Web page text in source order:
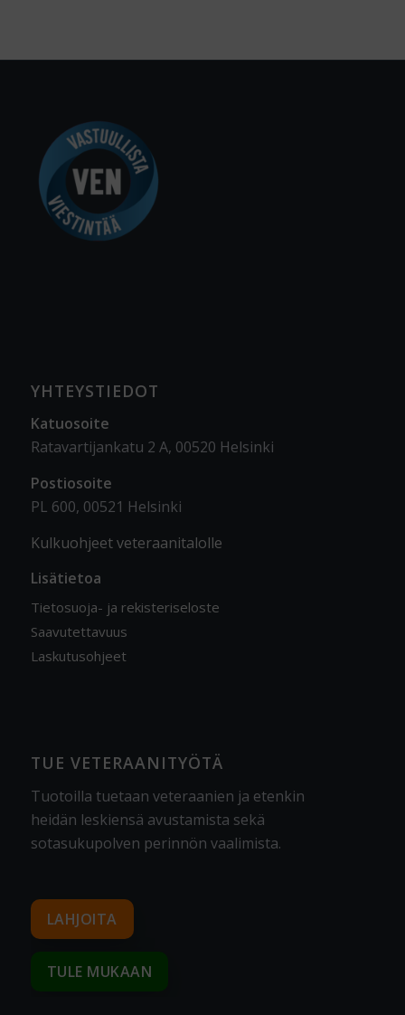
YHTEYSTIEDOT
Katuosoite
Ratavartijankatu 2 A, 00520 Helsinki
Postiosoite
PL 600, 00521 Helsinki
Kulkuohjeet veteraanitalolle
Lisätietoa
Tietosuoja- ja rekisteriseloste
Saavutettavuus
Laskutusohjeet
TUE VETERAANITYÖTÄ
Tuotoilla tuetaan veteraanien ja etenkin
heidän leskiensä avustamista sekä
sotasukupolven perinnön vaalimista.
LAHJOITA
TULE MUKAAN